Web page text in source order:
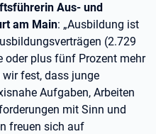
Aus- und
am Main: „Ausbildung ist
(2.729
oder plus fünf Prozent mehr
fest, dass junge
Aufgaben, Arbeiten
mit Sinn und
freuen sich auf